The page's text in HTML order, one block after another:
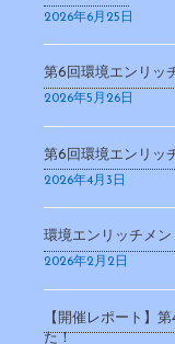
2026年6月25日
第6回環境エンリッ
2026年5月26日
第6回環境エンリッ
2026年4月3日
環境エンリッチメ
2026年2月2日
【開催レポート】
た！